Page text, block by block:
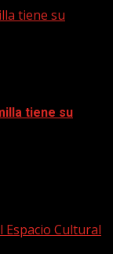
tiene su
tiene su
Espacio Cultural